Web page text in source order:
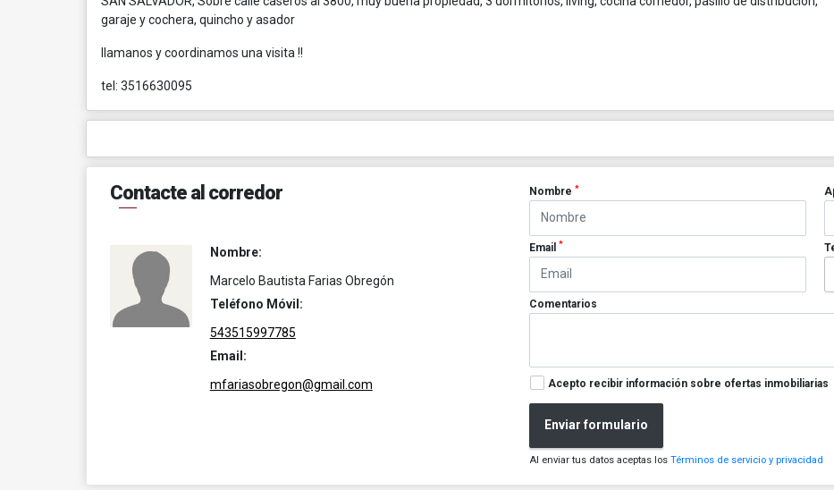
garaje y cochera, quincho y asador
llamanos y coordinamos una visita !!
tel: 3516630095
Contacte al corredor
Nombre:
Marcelo Bautista Farias Obregón
Teléfono Móvil:
543515997785
Email:
mfariasobregon@gmail.com
Nombre*
Email*
Comentarios
Acepto recibir información sobre ofertas inmobiliarias
Enviar formulario
Al enviar tus datos aceptas losTérminos de servicio y privacidad